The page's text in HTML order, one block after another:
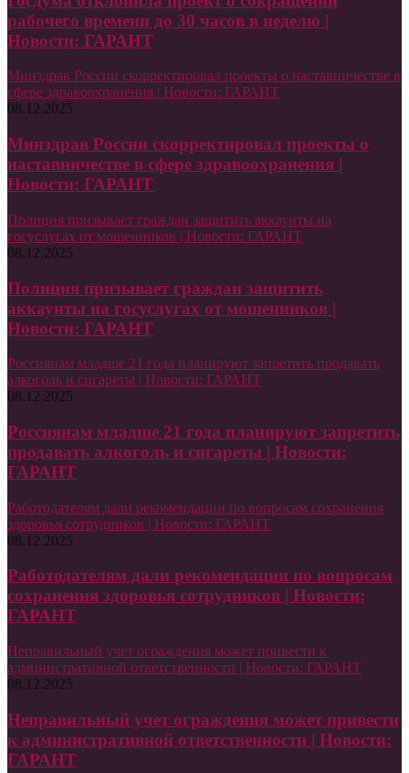
рабочего времени до 30 часов в неделю |
Новости: ГАРАНТ
Минздрав России скорректировал проекты о наставничестве в
сфере здравоохранения | Новости: ГАРАНТ
08.12.2025
Минздрав России скорректировал проекты о
наставничестве в сфере здравоохранения |
Новости: ГАРАНТ
Полиция призывает граждан защитить аккаунты на
госуслугах от мошенников | Новости: ГАРАНТ
08.12.2025
Полиция призывает граждан защитить
аккаунты на госуслугах от мошенников |
Новости: ГАРАНТ
Россиянам младше 21 года планируют запретить продавать
алкоголь и сигареты | Новости: ГАРАНТ
08.12.2025
Россиянам младше 21 года планируют запретить
продавать алкоголь и сигареты | Новости:
ГАРАНТ
Работодателям дали рекомендации по вопросам сохранения
здоровья сотрудников | Новости: ГАРАНТ
08.12.2025
Работодателям дали рекомендации по вопросам
сохранения здоровья сотрудников | Новости:
ГАРАНТ
Неправильный учет ограждения может привести к
административной ответственности | Новости: ГАРАНТ
08.12.2025
Неправильный учет ограждения может привести
к административной ответственности | Новости:
ГАРАНТ